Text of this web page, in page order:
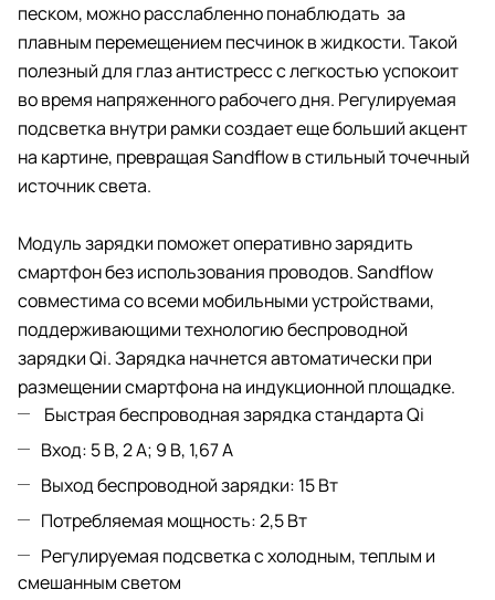
песком, можно расслабленно понаблюдать за
плавным перемещением песчинок в жидкости. Такой
полезный для глаз антистресс с легкостью успокоит
во время напряженного рабочего дня. Регулируемая
подсветка внутри рамки создает еще больший акцент
на картине, превращая Sandflow в стильный точечный
источник света.
Модуль зарядки поможет оперативно зарядить
смартфон без использования проводов. Sandflow
совместима со всеми мобильными устройствами,
поддерживающими технологию беспроводной
зарядки Qi. Зарядка начнется автоматически при
размещении смартфона на индукционной площадке.
Быстрая беспроводная зарядка стандарта Qi
Вход: 5 В, 2 A; 9 В, 1,67 A
Выход беспроводной зарядки: 15 Вт
Потребляемая мощность: 2,5 Вт
Регулируемая подсветка с холодным, теплым и
смешанным светом